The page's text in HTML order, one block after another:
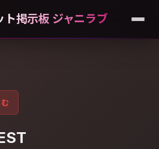
ト掲示板 ジャニラブ